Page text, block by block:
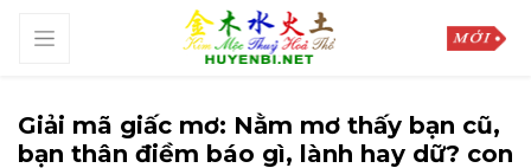
Giải mã giấc mơ: Nằm mơ thấy bạn cũ,
bạn thân điềm báo gì, lành hay dữ? con